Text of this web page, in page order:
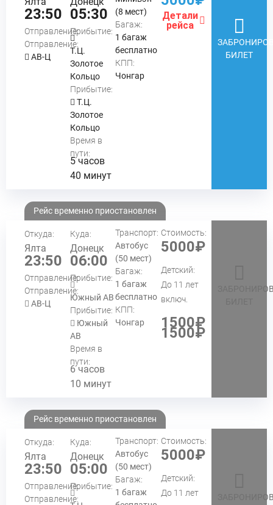
23:50
Отправление:
Отправление:
АВ-Ц
05:30
Прибытие:
Т.Ц.
Золотое
Кольцо
Прибытие:
Т.Ц.
Золотое
Кольцо
Время в
пути:
5 часов
40 минут
(8 мест)
Багаж:
1 багаж
бесплатно
КПП:
Чонгар
Детали
рейса
БИЛЕТ
Рейс временно приостановлен
Откуда:
Ялта
23:50
Отправление:
Отправление:
АВ-Ц
Куда:
Донецк
06:00
Прибытие:
Южный АВ
Прибытие:
Южный
АВ
Время в
пути:
6 часов
10 минут
Транспорт:
Автобус
(50 мест)
Багаж:
1 багаж
бесплатно
КПП:
Чонгар
Стоимость:
5000₽
Детский:
До 11 лет
включ.
1500₽
1500₽
Рейс временно приостановлен
Откуда:
Ялта
23:50
Отправление:
Отправление:
Куда:
Донецк
05:00
Прибытие:
Транспорт:
Автобус
(50 мест)
Багаж:
1 багаж
Стоимость:
5000₽
Детский:
До 11 лет